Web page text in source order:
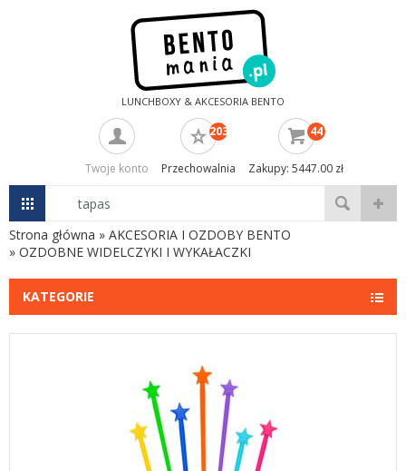
LUNCHBOXY & AKCESORIA BENTO
Twoje konto
203
Przechowalnia
44
Zakupy: 5447.00 zł
Strona główna » AKCESORIA I OZDOBY BENTO
» OZDOBNE WIDELCZYKI I WYKAŁACZKI
KATEGORIE